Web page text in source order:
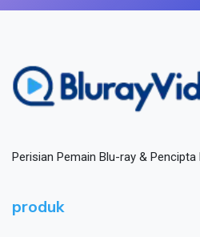
Perisian Pemain Blu-ray & Pencipta
produk